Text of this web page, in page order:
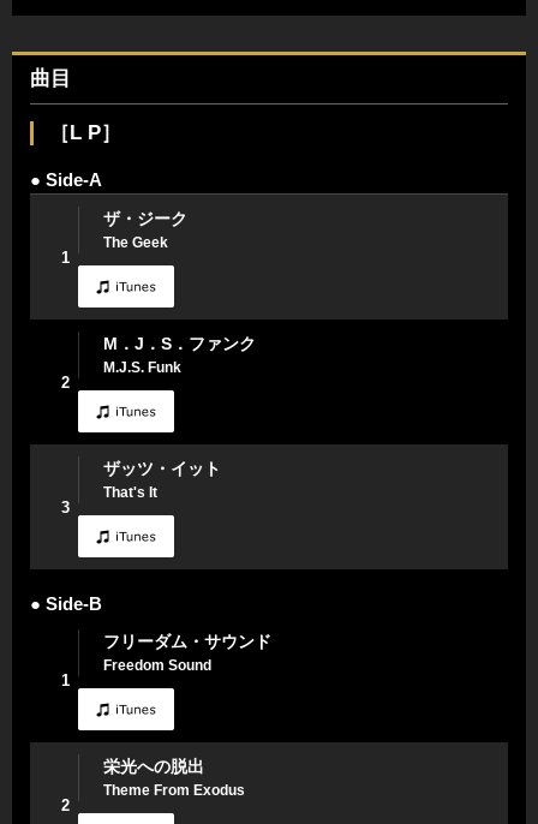
曲目
［L P］
● Side-A
1
ザ・ジーク
The Geek
2
M．J．S．ファンク
M.J.S. Funk
3
ザッツ・イット
That's It
● Side-B
1
フリーダム・サウンド
Freedom Sound
2
栄光への脱出
Theme From Exodus